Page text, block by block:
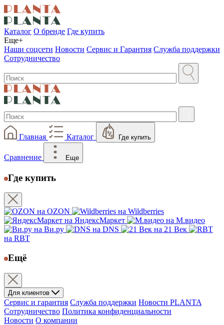
Каталог О бренде Где купить
Еще+
Наши соцсети Новости Сервис и Гарантия Служба поддержки
Сотрудничество
Главная Каталог Где купить
Сравнение Еще
Где купить
на OZON
на Wildberries
на ЯндексМаркет
на М.видео
на Ви.ру
на DNS
на 21 Век
на RBT
Ещё
Для клиентов
Сервис и гарантия Служба поддержки Новости PLANTA
Сотрудничество Политика конфиденциальности
Новости О компании